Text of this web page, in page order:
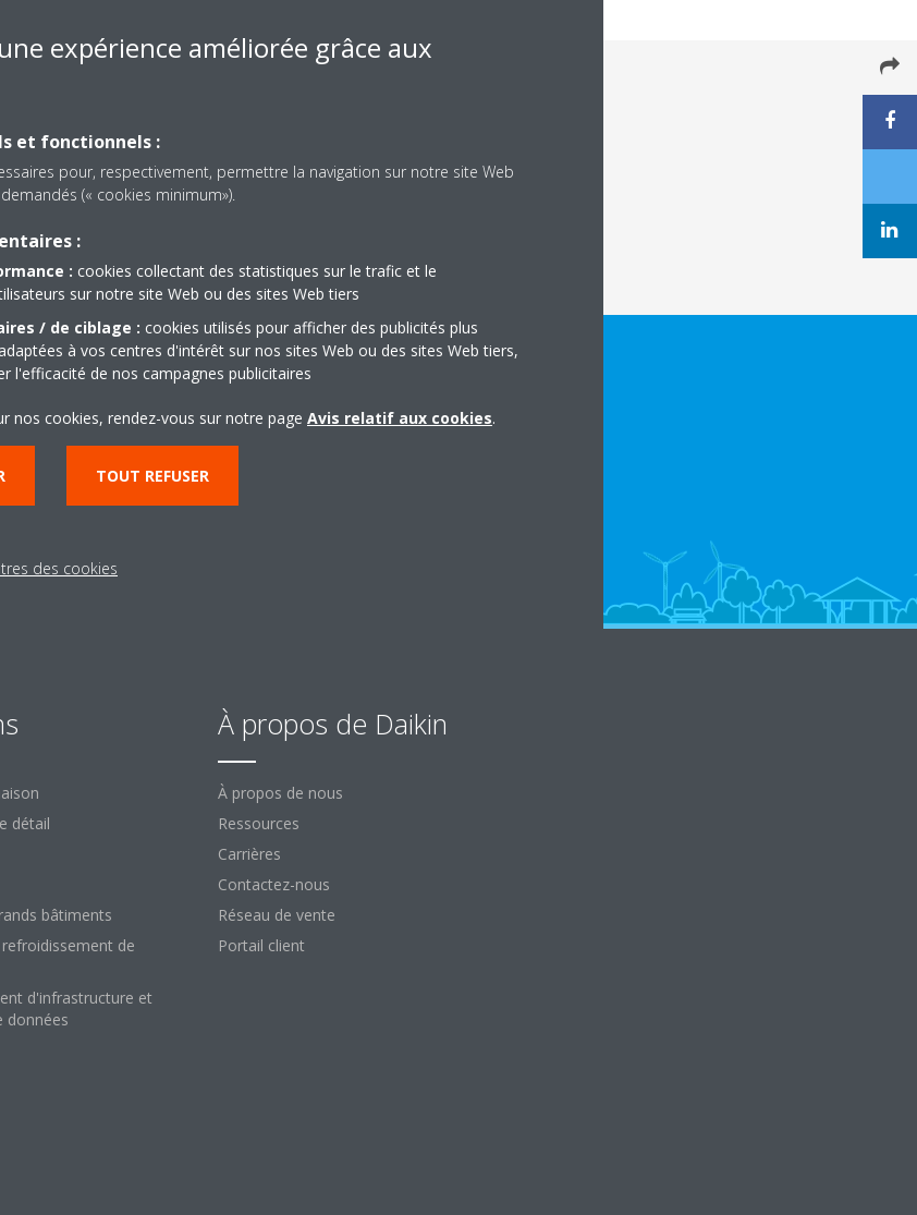
Documentation
CONTACTEZ-NOUS
détail
bâtiments
de
d'infrastructure et
données
À propos de Daikin
À propos de nous
Ressources
Carrières
Contactez-nous
Réseau de vente
Portail client
expérience améliorée grâce aux
et fonctionnels :
pour, respectivement, permettre la navigation sur notre site Web
(« cookies minimum»).
:
: cookies collectant des statistiques sur le trafic et le
sur notre site Web ou des sites Web tiers
/ de ciblage : cookies utilisés pour afficher des publicités plus
à vos centres d'intérêt sur nos sites Web ou des sites Web tiers,
l'efficacité de nos campagnes publicitaires
nos cookies, rendez-vous sur notre page Avis relatif aux cookies.
TOUT REFUSER
des cookies